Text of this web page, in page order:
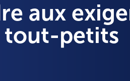
aux
tout-petits